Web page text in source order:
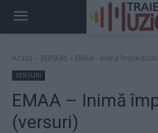
Acasă VERSURI EMAA - Inimă
VERSURI
EMAA – Inimă
(versuri)